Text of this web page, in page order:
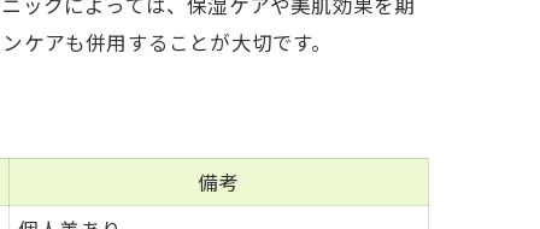
アも併用することが大切です。
備考